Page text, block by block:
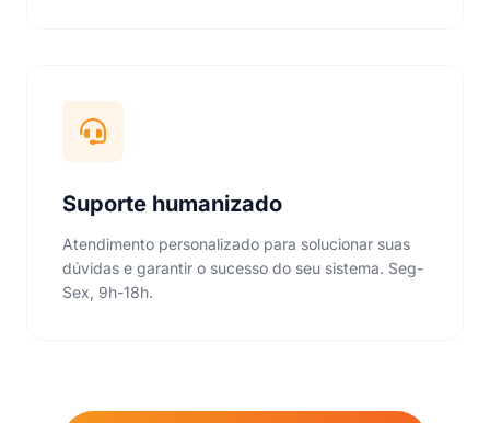
Suporte humanizado
Atendimento personalizado para solucionar suas
dúvidas e garantir o sucesso do seu sistema. Seg-
Sex, 9h-18h.